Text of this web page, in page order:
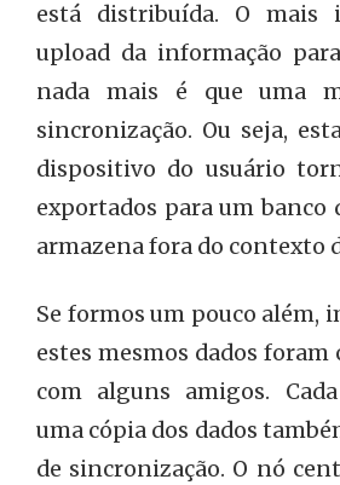
está distribuída. O mais
upload da informação
nada mais é que uma
sincronização. Ou seja,
dispositivo do usuário
exportados para um banco
armazena fora do contexto
Se formos um pouco além,
estes mesmos dados
com alguns amigos.
uma cópia dos dados
de sincronização. O nó